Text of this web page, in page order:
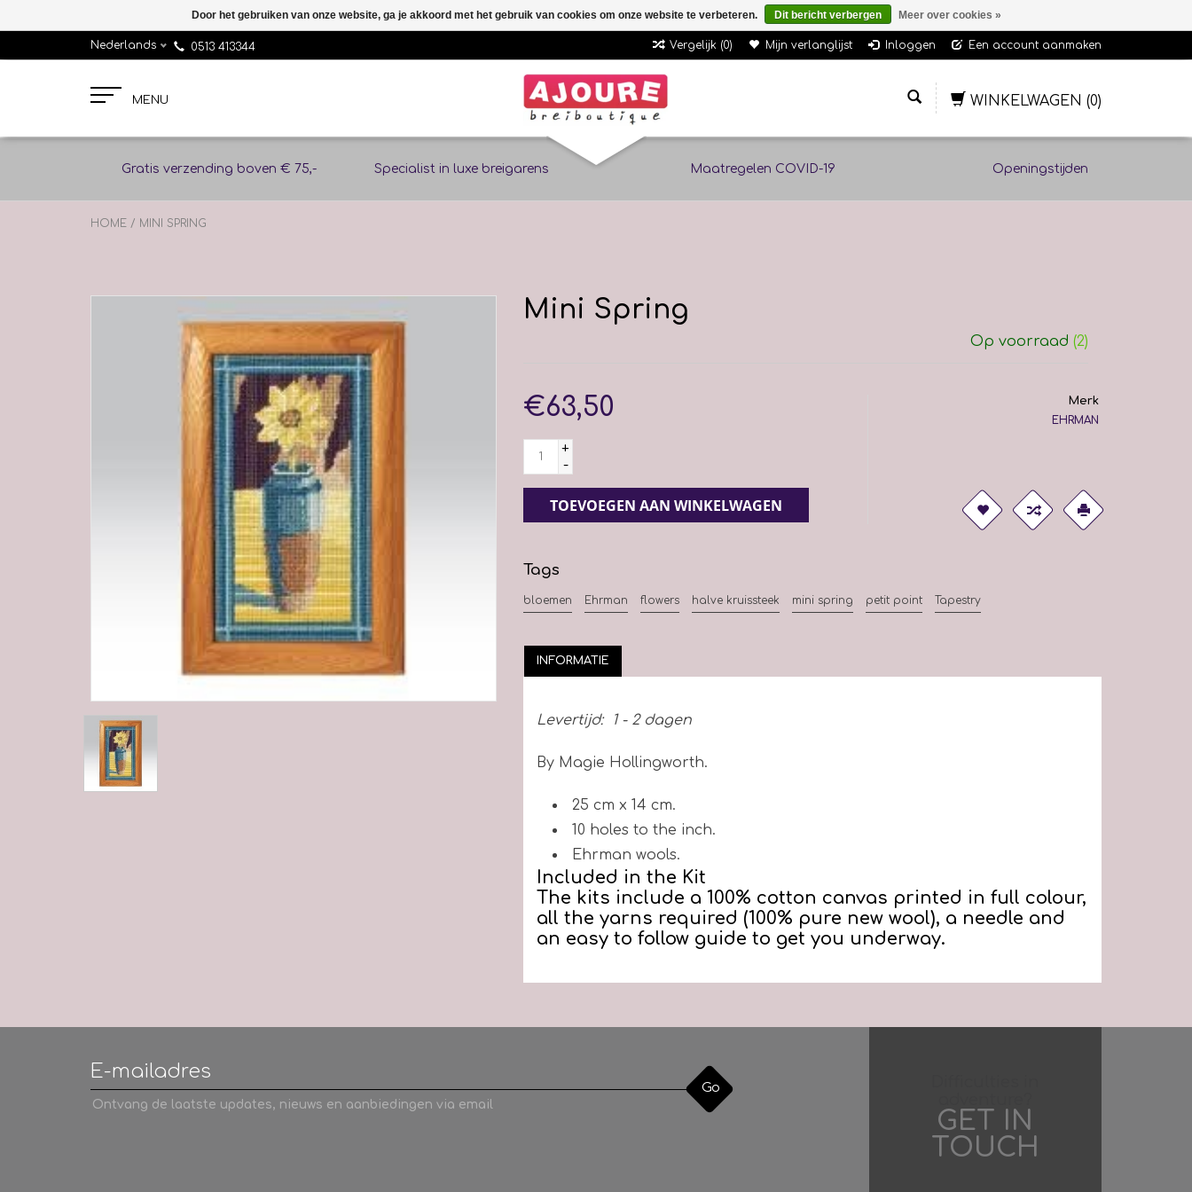
Nederlands 0513 413344 Vergelijk (0) Mijn verlanglijst Inloggen Een account aanmaken
MENU WINKELWAGEN (0)
Gratis verzending boven € 75,- Specialist in luxe breigarens Maatregelen COVID-19 Openingstijden
HOME / MINI SPRING
Mini Spring
Op voorraad (2)
€63,50
+
-
TOEVOEGEN AAN WINKELWAGEN
Merk
EHRMAN
Tags
bloemen Ehrman flowers halve kruissteek mini spring petit point Tapestry
INFORMATIE
Levertijd: 1 - 2 dagen
By Magie Hollingworth.
25 cm x 14 cm.
10 holes to the inch.
Ehrman wools.
Included in the Kit
The kits include a 100% cotton canvas printed in full colour,
all the yarns required (100% pure new wool), a needle and
an easy to follow guide to get you underway.
Go
Ontvang de laatste updates, nieuws en aanbiedingen via email
GET IN
TOUCH
Door het gebruiken van onze website, ga je akkoord met het gebruik van cookies om onze website te verbeteren. Dit bericht verbergen Meer over cookies »